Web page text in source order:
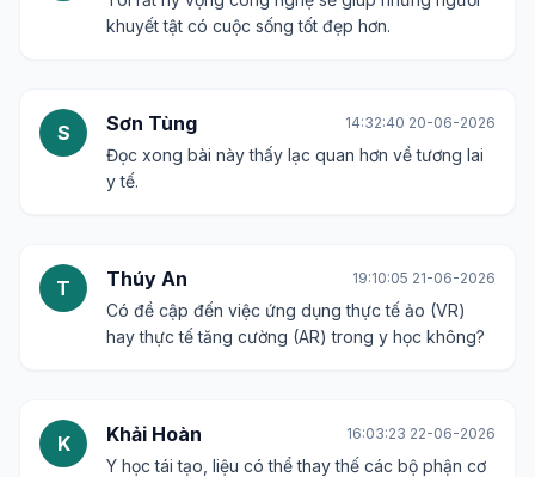
khuyết tật có cuộc sống tốt đẹp hơn.
S Sơn Tùng 14:32:40 20-06-2026
Đọc xong bài này thấy lạc quan hơn về tương lai
y tế.
T Thúy An 19:10:05 21-06-2026
Có đề cập đến việc ứng dụng thực tế ảo (VR)
hay thực tế tăng cường (AR) trong y học không?
K Khải Hoàn 16:03:23 22-06-2026
Y học tái tạo, liệu có thể thay thế các bộ phận cơ